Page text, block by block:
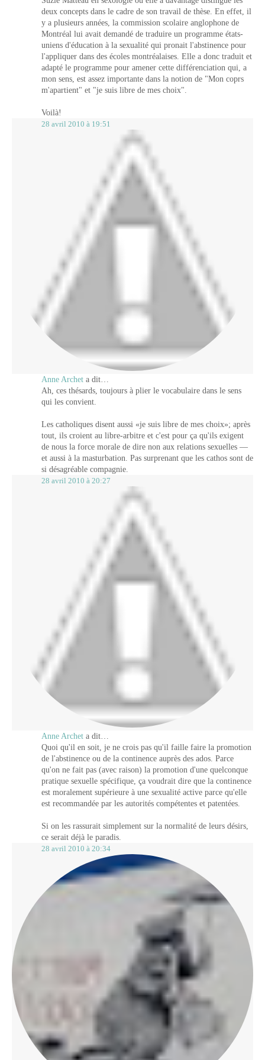
deux concepts dans le cadre de son travail de thèse. En effet, il
y a plusieurs années, la commission scolaire anglophone de
Montréal lui avait demandé de traduire un programme états-
uniens d'éducation à la sexualité qui pronait l'abstinence pour
l'appliquer dans des écoles montréalaises. Elle a donc traduit et
adapté le programme pour amener cette différenciation qui, a
mon sens, est assez importante dans la notion de "Mon coprs
m'apartient" et "je suis libre de mes choix".
Voilà!
28 avril 2010 à 19:51
Anne Archet a dit…
Ah, ces thésards, toujours à plier le vocabulaire dans le sens
qui les convient.
Les catholiques disent aussi «je suis libre de mes choix»; après
tout, ils croient au libre-arbitre et c'est pour ça qu'ils exigent
de nous la force morale de dire non aux relations sexuelles —
et aussi à la masturbation. Pas surprenant que les cathos sont de
si désagréable compagnie.
28 avril 2010 à 20:27
Anne Archet a dit…
Quoi qu'il en soit, je ne crois pas qu'il faille faire la promotion
de l'abstinence ou de la continence auprès des ados. Parce
qu'on ne fait pas (avec raison) la promotion d'une quelconque
pratique sexuelle spécifique, ça voudrait dire que la continence
est moralement supérieure à une sexualité active parce qu'elle
est recommandée par les autorités compétentes et patentées.
Si on les rassurait simplement sur la normalité de leurs désirs,
ce serait déjà le paradis.
28 avril 2010 à 20:34